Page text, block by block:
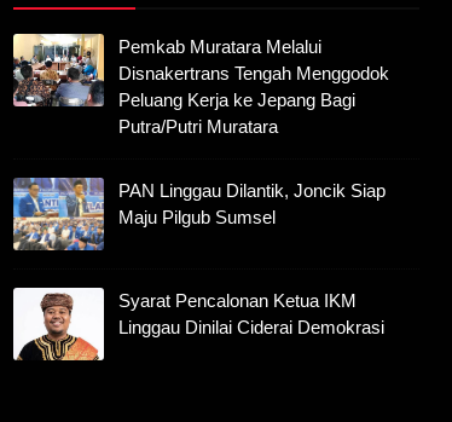
Pemkab Muratara Melalui
Disnakertrans Tengah Menggodok
Peluang Kerja ke Jepang Bagi
Putra/Putri Muratara
PAN Linggau Dilantik, Joncik Siap
Maju Pilgub Sumsel
Syarat Pencalonan Ketua IKM
Linggau Dinilai Ciderai Demokrasi